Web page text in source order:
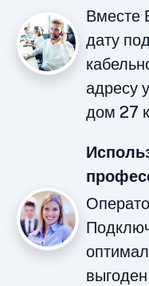
Вместе
дату
адресу
дом 27